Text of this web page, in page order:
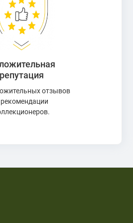
репутация
отзывов